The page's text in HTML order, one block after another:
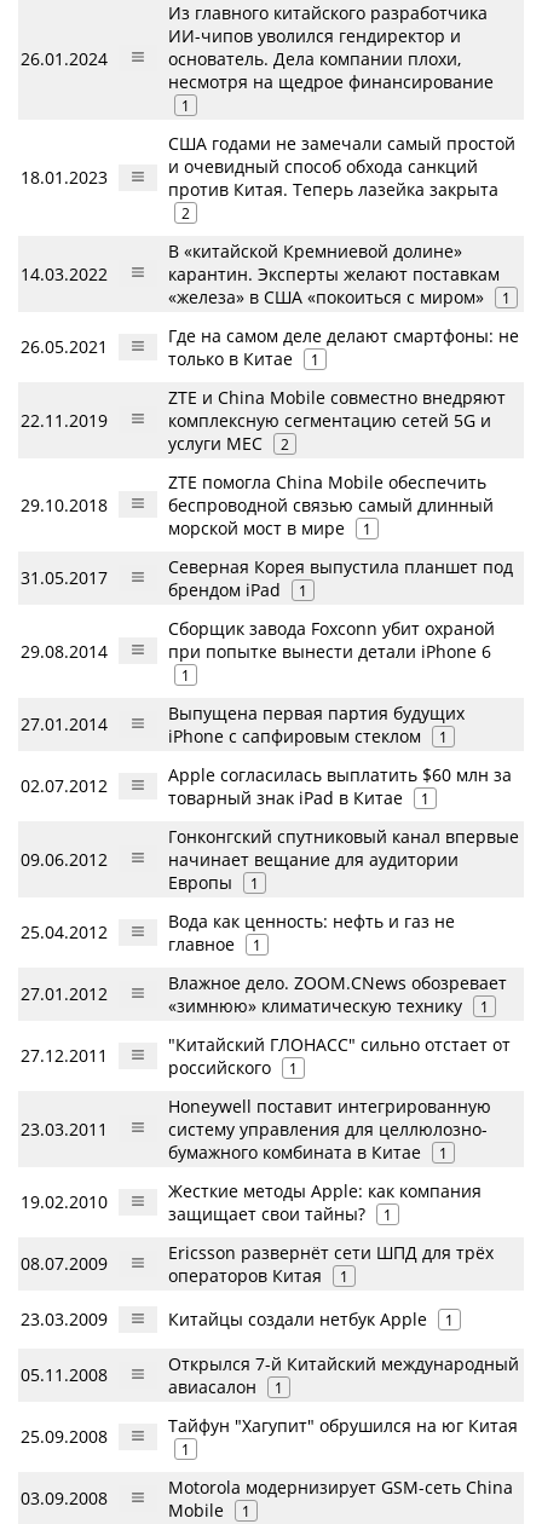
26.01.2024
Из главного китайского разработчика
ИИ-чипов уволился гендиректор и
основатель. Дела компании плохи,
несмотря на щедрое финансирование
1
18.01.2023
США годами не замечали самый простой
и очевидный способ обхода санкций
против Китая. Теперь лазейка закрыта
2
14.03.2022
В «китайской Кремниевой долине»
карантин. Эксперты желают поставкам
«железа» в США «покоиться с миром»
1
26.05.2021
Где на самом деле делают смартфоны: не
только в Китае
1
22.11.2019
ZTE и China Mobile совместно внедряют
комплексную сегментацию сетей 5G и
услуги MEC
2
29.10.2018
ZTE помогла China Mobile обеспечить
беспроводной связью самый длинный
морской мост в мире
1
31.05.2017
Северная Корея выпустила планшет под
брендом iPad
1
29.08.2014
Сборщик завода Foxconn убит охраной
при попытке вынести детали iPhone 6
1
27.01.2014
Выпущена первая партия будущих
iPhone с сапфировым стеклом
1
02.07.2012
Apple согласилась выплатить $60 млн за
товарный знак iPad в Китае
1
09.06.2012
Гонконгский спутниковый канал впервые
начинает вещание для аудитории
Европы
1
25.04.2012
Вода как ценность: нефть и газ не
главное
1
27.01.2012
Влажное дело. ZOOM.CNews обозревает
«зимнюю» климатическую технику
1
27.12.2011
"Китайский ГЛОНАСС" сильно отстает от
российского
1
23.03.2011
Honeywell поставит интегрированную
систему управления для целлюлозно-
бумажного комбината в Китае
1
19.02.2010
Жесткие методы Apple: как компания
защищает свои тайны?
1
08.07.2009
Ericsson развернёт сети ШПД для трёх
операторов Китая
1
23.03.2009 Китайцы создали нетбук Apple 1
05.11.2008
Открылся 7-й Китайский международный
авиасалон
1
25.09.2008 Тайфун "Хагупит" обрушился на юг Китая
1
03.09.2008
Motorola модернизирует GSM-сеть China
Mobile
1